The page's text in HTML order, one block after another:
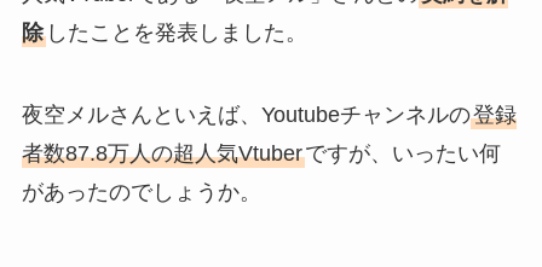
除したことを発表しました。
夜空メルさんといえば、Youtubeチャンネルの登録
者数87.8万人の超人気Vtuberですが、いったい何
があったのでしょうか。